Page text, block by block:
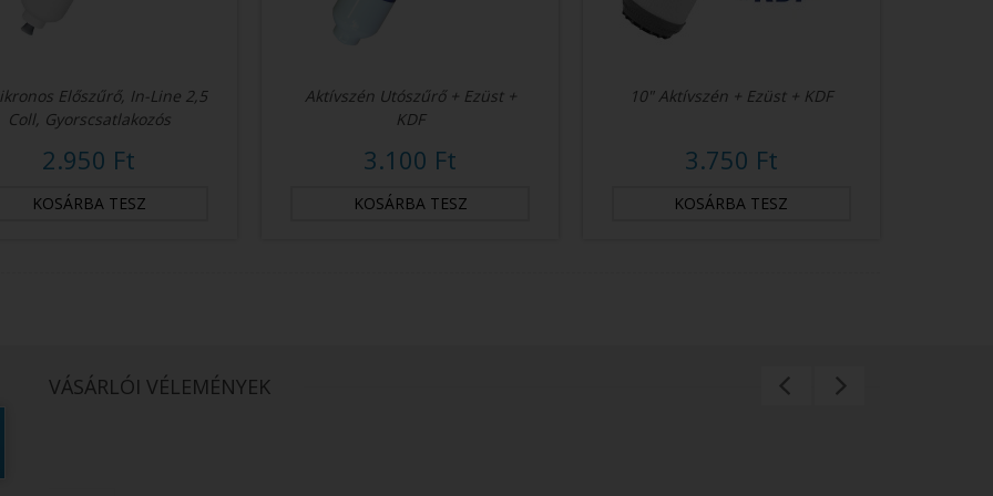
Előszűrő, In-Line 2,5
Coll, Gyorscsatlakozós
2.950 Ft
Aktívszén Utószűrő + Ezüst +
KDF
3.100 Ft
10" Aktívszén + Ezüst + KDF
3.750 Ft
VÁSÁRLÓI VÉLEMÉNYEK